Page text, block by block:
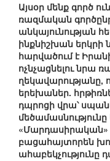
Այսօր մենք գործ
ռազմական
անկայունության
ինքնիշխան երկրի
հարվածում է
ոչնչացնելու նրա
ղեկավարությանը,
երեխաներ.
դպրոցի վրա՝
«Մարդասիրական»
բացահայտորեն
ահաբեկչությունը